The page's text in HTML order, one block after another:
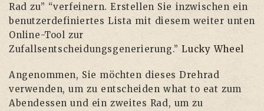
Rad zu” “verfeinern. Erstellen Sie inzwischen ein
benutzerdefiniertes Lista mit diesem weiter unten
Online-Tool zur
Zufallsentscheidungsgenerierung.”Lucky Wheel
Angenommen, Sie möchten dieses Drehrad
verwenden, um zu entscheiden what to eat zum
Abendessen und ein zweites Rad, um zu